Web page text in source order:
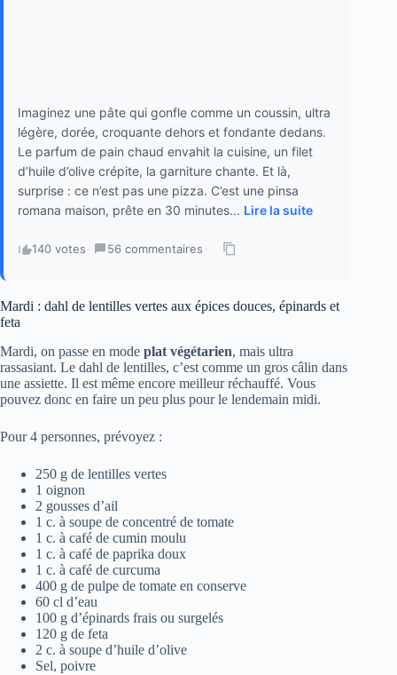
Imaginez une pâte qui gonfle comme un coussin, ultra
légère, dorée, croquante dehors et fondante dedans.
Le parfum de pain chaud envahit la cuisine, un filet
d’huile d’olive crépite, la garniture chante. Et là,
surprise : ce n’est pas une pizza. C’est une pinsa
romana maison, prête en 30 minutes... Lire la suite
140 votes · 56 commentaires ·
Mardi : dahl de lentilles vertes aux épices douces, épinards et
feta
Mardi, on passe en mode plat végétarien, mais ultra
rassasiant. Le dahl de lentilles, c’est comme un gros câlin dans
une assiette. Il est même encore meilleur réchauffé. Vous
pouvez donc en faire un peu plus pour le lendemain midi.
Pour 4 personnes, prévoyez :
250 g de lentilles vertes
1 oignon
2 gousses d’ail
1 c. à soupe de concentré de tomate
1 c. à café de cumin moulu
1 c. à café de paprika doux
1 c. à café de curcuma
400 g de pulpe de tomate en conserve
60 cl d’eau
100 g d’épinards frais ou surgelés
120 g de feta
2 c. à soupe d’huile d’olive
Sel, poivre